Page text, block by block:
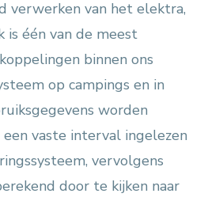
verwerken van het elektra,
één van de meest
binnen ons
op campings en in
worden
vaste interval ingelezen
vervolgens
door te kijken naar